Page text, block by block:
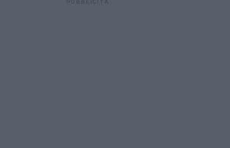
PUBBLICITÀ